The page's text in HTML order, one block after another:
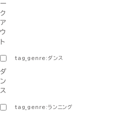
ー
ク
ア
ウ
ト
tag_genre:ダンス
ダ
ン
ス
tag_genre:ランニング